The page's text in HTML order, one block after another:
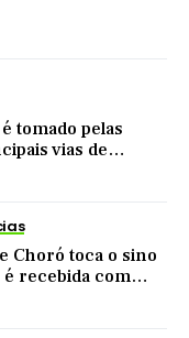
tomado pelas
vias de
Choró toca o sino
recebida com